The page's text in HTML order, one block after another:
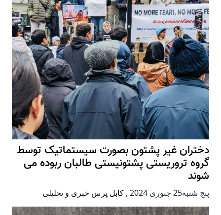
دختران غیر پشتون بصورت سیستماتیک توسط
گروه تروریستی پشتونیستی طالبان ربوده می
شوند
پنج شنبه25 جنوری 2024 , کابل پرس خبری و تحلیلی